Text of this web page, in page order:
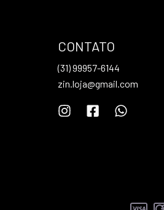
CONTATO
(31) 99957-6144
zin.loja@gmail.com